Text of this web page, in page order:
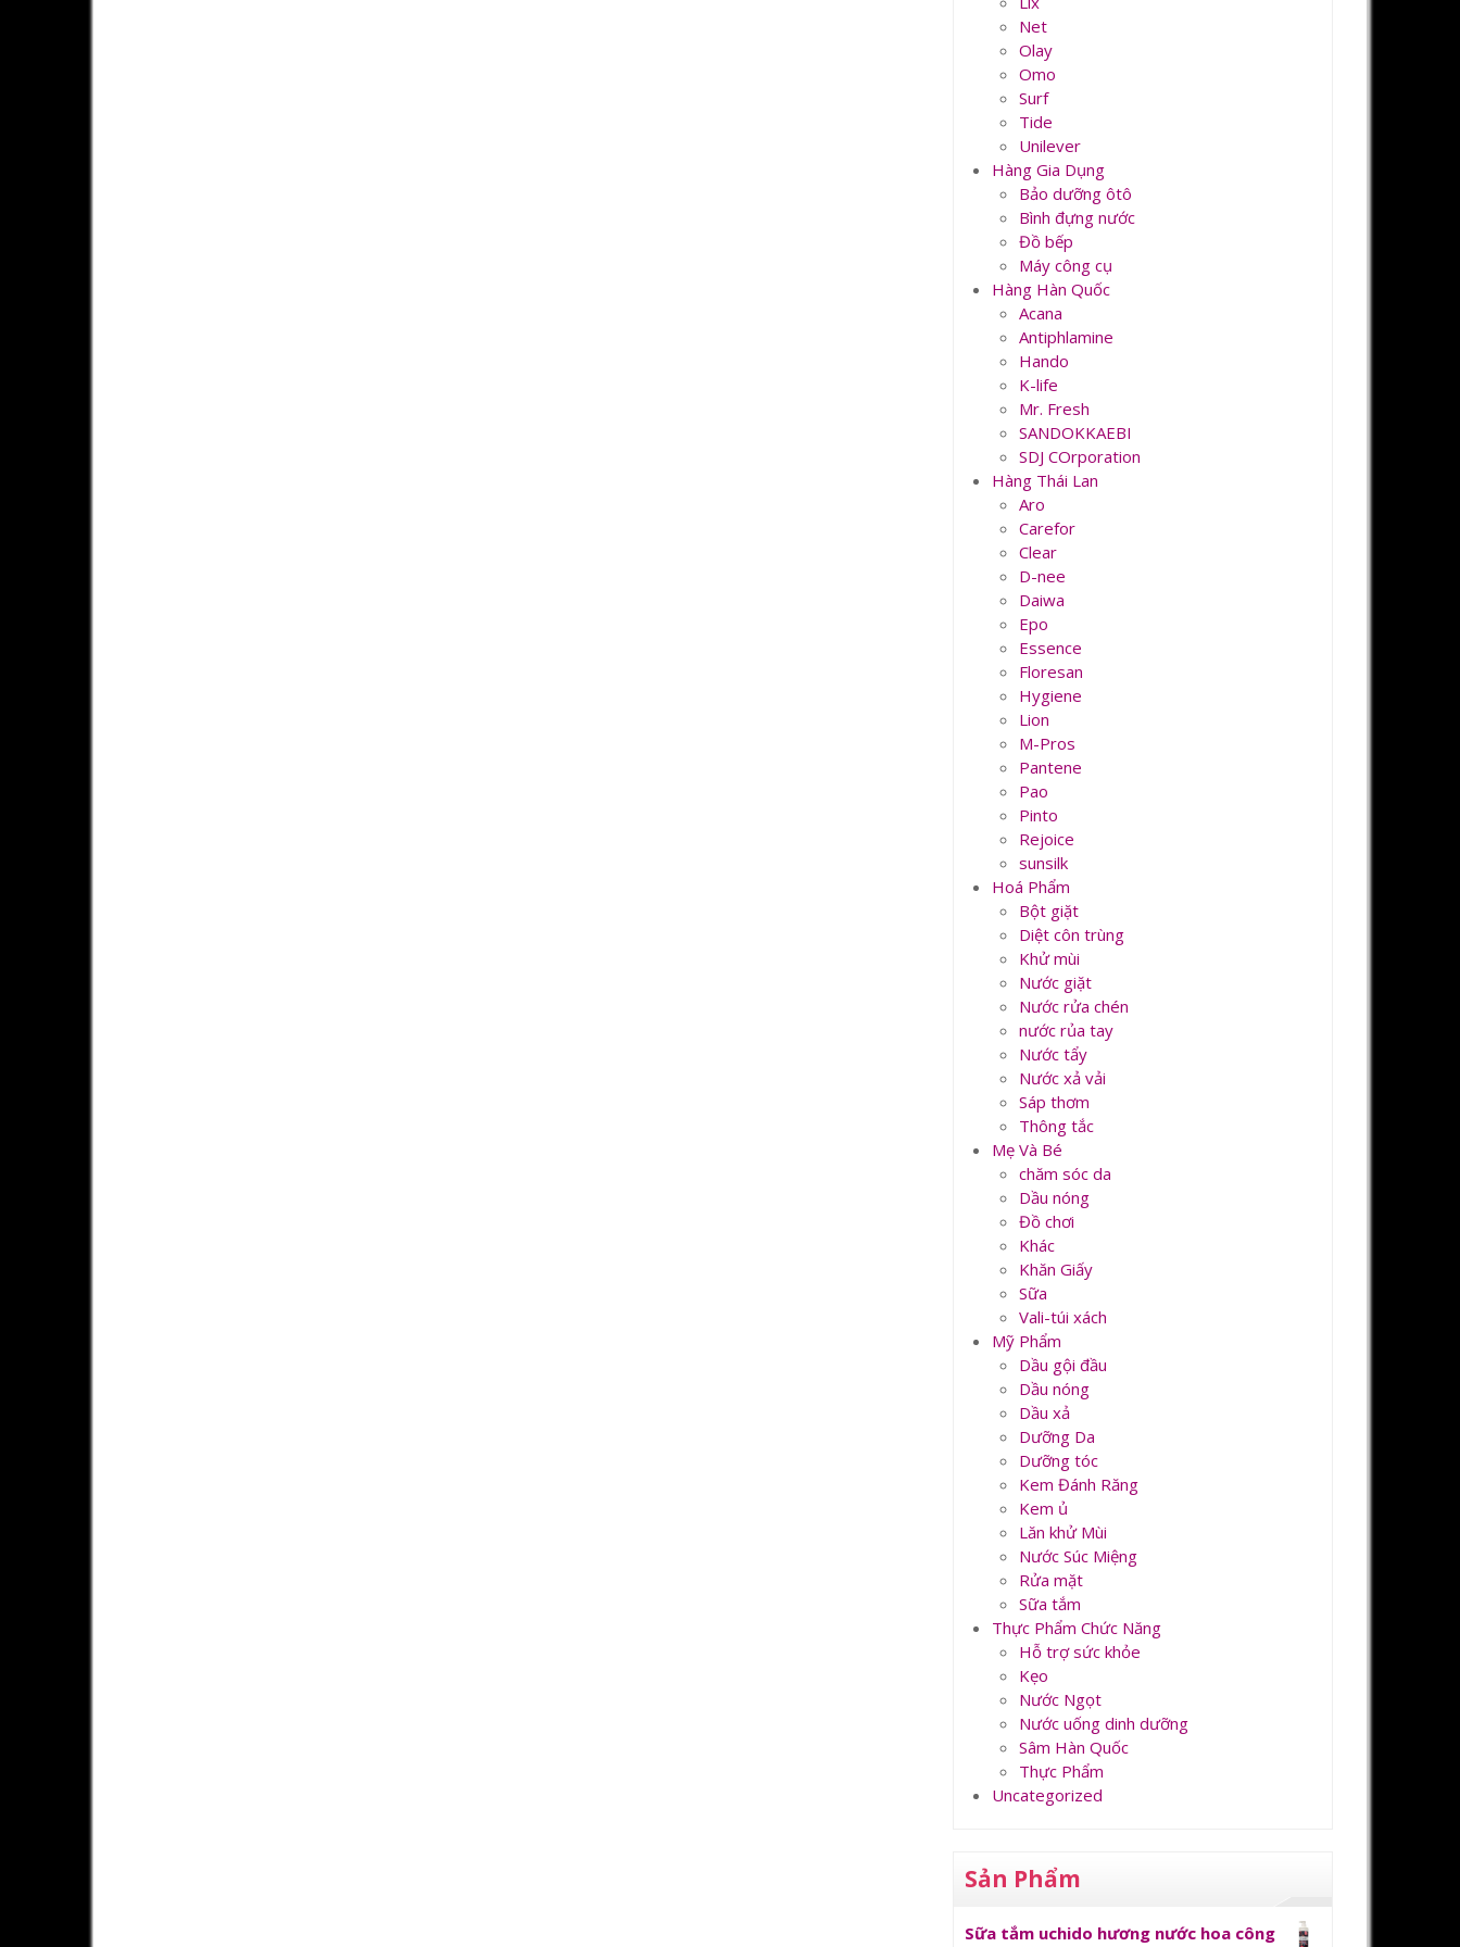
Net
Olay
Omo
Surf
Tide
Unilever
Hàng Gia Dụng
Bảo dưỡng ôtô
Bình đựng nước
Đồ bếp
Máy công cụ
Hàng Hàn Quốc
Acana
Antiphlamine
Hando
K-life
Mr. Fresh
SANDOKKAEBI
SDJ COrporation
Hàng Thái Lan
Aro
Carefor
Clear
D-nee
Daiwa
Epo
Essence
Floresan
Hygiene
Lion
M-Pros
Pantene
Pao
Pinto
Rejoice
sunsilk
Hoá Phẩm
Bột giặt
Diệt côn trùng
Khử mùi
Nước giặt
Nước rửa chén
nước rủa tay
Nước tẩy
Nước xả vải
Sáp thơm
Thông tắc
Mẹ Và Bé
chăm sóc da
Dầu nóng
Đồ chơi
Khác
Khăn Giấy
Sữa
Vali-túi xách
Mỹ Phẩm
Dầu gội đầu
Dầu nóng
Dầu xả
Dưỡng Da
Dưỡng tóc
Kem Đánh Răng
Kem ủ
Lăn khử Mùi
Nước Súc Miệng
Rửa mặt
Sữa tắm
Thực Phẩm Chức Năng
Hỗ trợ sức khỏe
Kẹo
Nước Ngọt
Nước uống dinh dưỡng
Sâm Hàn Quốc
Thực Phẩm
Uncategorized
Sản Phẩm
Sữa tắm uchido hương nước hoa công